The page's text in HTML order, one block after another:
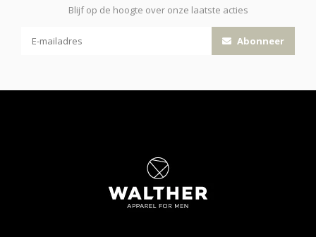
Blijf op de hoogte over onze laatste acties
Abonneer